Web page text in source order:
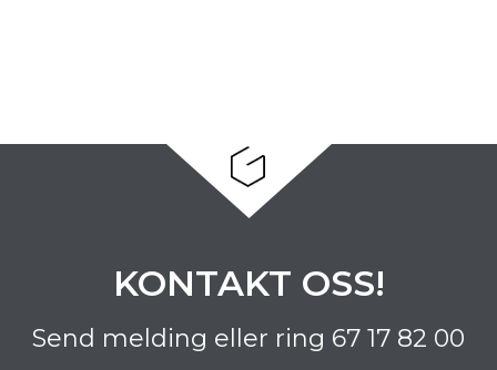
KONTAKT OSS!
Send melding eller ring 67 17 82 00